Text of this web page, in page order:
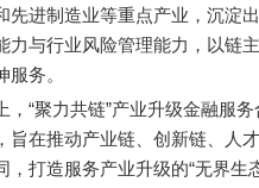
先进制造业等重点产业，沉淀
力与行业风险管理能力，以链
务。
“聚力共链”产业升级金融服务
旨在推动产业链、创新链、人
，打造服务产业升级的“无界生